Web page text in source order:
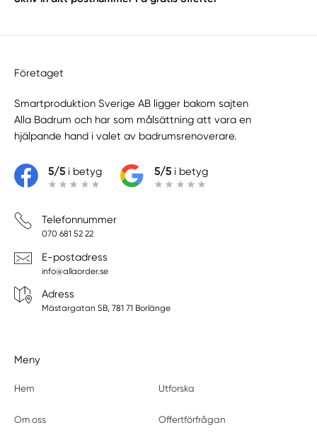
Företaget
Smartproduktion Sverige AB ligger bakom sajten
Alla Badrum och har som målsättning att vara en
hjälpande hand i valet av badrumsrenoverare.
5/5i betyg 5/5i betyg
Telefonnummer
070 681 52 22
E-postadress
info@allaorder.se
Adress
Mästargatan 5B, 781 71 Borlänge
Meny
Hem Utforska
Om oss Offertförfrågan